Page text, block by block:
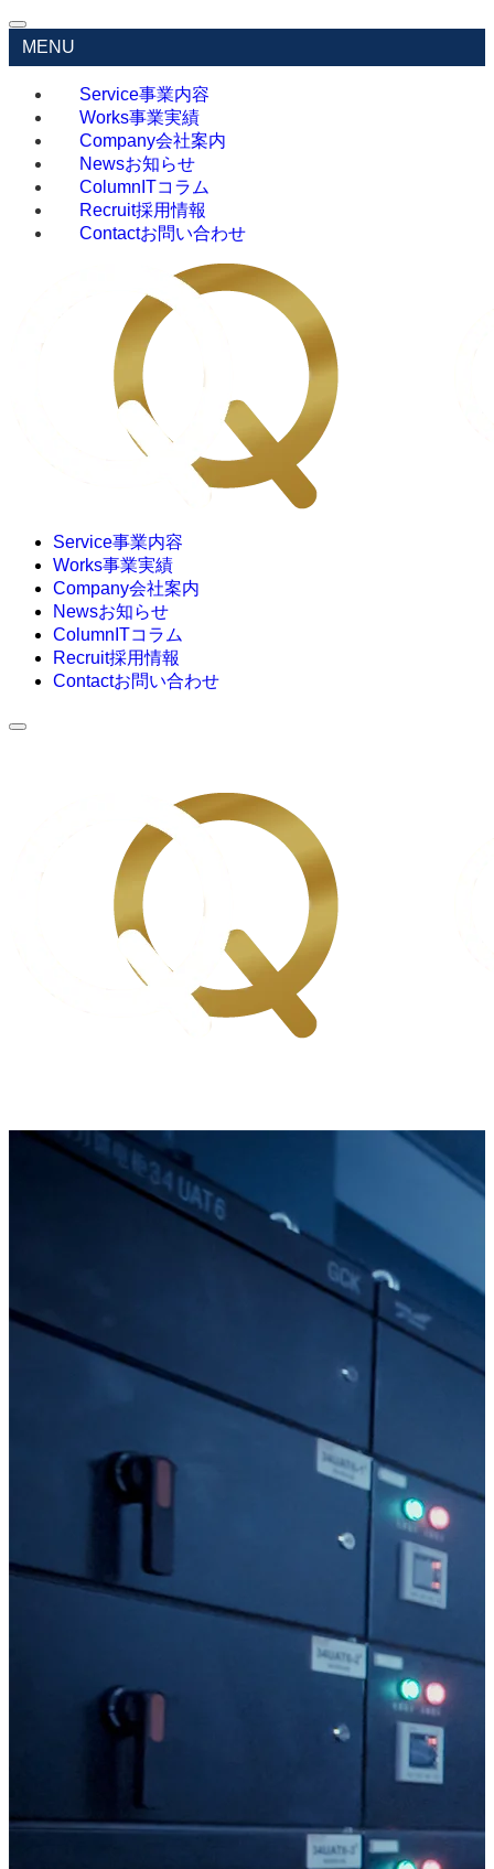
MENU
Service事業内容
Works事業実績
Company会社案内
Newsお知らせ
Column ITコラム
Recruit採用情報
Contactお問い合わせ
Service事業内容
Works事業実績
Company会社案内
Newsお知らせ
Column ITコラム
Recruit採用情報
Contactお問い合わせ